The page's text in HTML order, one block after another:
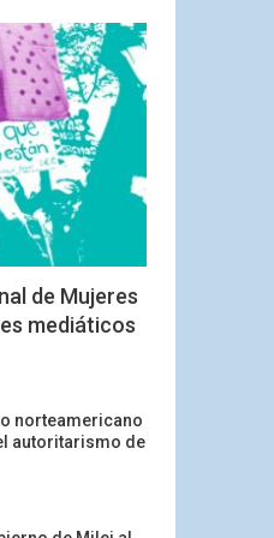
de Mujeres
mediáticos
norteamericano
autoritarismo de